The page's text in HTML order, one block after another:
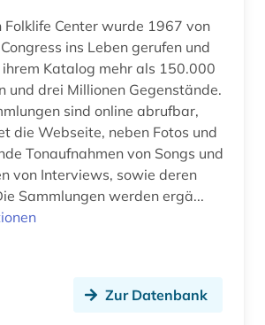
gedenktag (1)
gegenkultur (1)
gehörbildung (3)
geisteswissenschaften (21)
geistliches lied (1)
Folklife Center wurde 1967 von
ins Leben gerufen und
Katalog mehr als 150.000
und drei Millionen Gegenstände.
sind online abrufbar,
die Webseite, neben Fotos und
Tonaufnahmen von Songs und
von Interviews, sowie deren
Sammlungen werden ergä...
Zur Datenbank